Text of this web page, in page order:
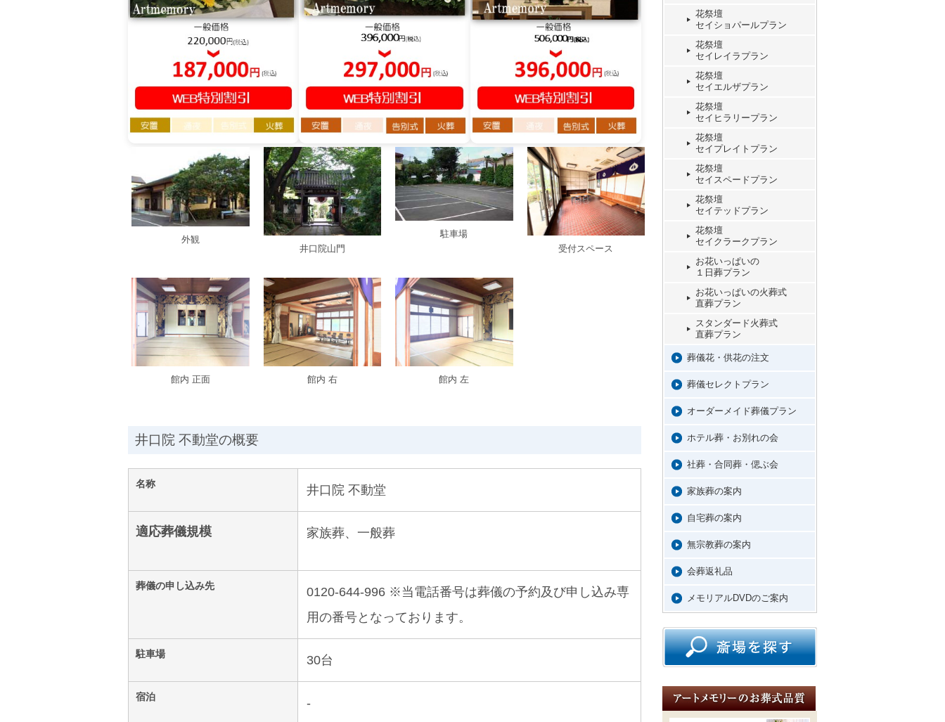
外観
井口院山門
駐車場
受付スペース
館内 正面 館内 右 館内 左
井口院 不動堂の概要
名称 井口院 不動堂
適応葬儀規模 家族葬、一般葬
葬儀の申し込み先
0120-644-996 ※当電話番号は葬儀の予約及び申し込み専
用の番号となっております。
駐車場 30台
宿泊 -
花祭壇
セイショパールプラン
花祭壇
セイレイラプラン
花祭壇
セイエルザプラン
花祭壇
セイヒラリープラン
花祭壇
セイプレイトプラン
花祭壇
セイスペードプラン
花祭壇
セイテッドプラン
花祭壇
セイクラークプラン
お花いっぱいの
１日葬プラン
お花いっぱいの火葬式
直葬プラン
スタンダード火葬式
直葬プラン
葬儀花・供花の注文
葬儀セレクトプラン
オーダーメイド葬儀プラン
ホテル葬・お別れの会
社葬・合同葬・偲ぶ会
家族葬の案内
自宅葬の案内
無宗教葬の案内
会葬返礼品
メモリアルDVDのご案内